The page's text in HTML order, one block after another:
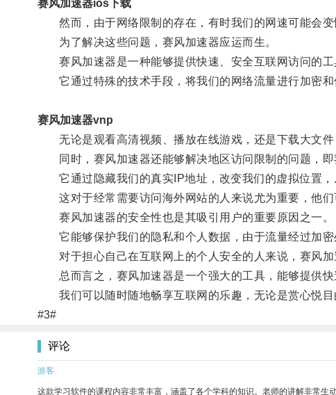
赛风加速器ios下载
然而，由于网络限制的存在，有时我们的网速可能会变
为了解决这些问题，赛风加速器应运而生。
赛风加速器是一种能够提供快速、安全互联网访问的工
它通过特殊的技术手段，将我们的网络流量进行加密和
赛风加速器vnp
无论是观看高清视频、播放在线游戏，还是下载大文件
同时，赛风加速器还能够解决地区访问限制的问题，即
它通过隐藏我们的真实IP地址，改变我们的虚拟位置，
这对于经常需要访问海外网站的人来说尤为重要，他们
赛风加速器的安全性也是其吸引用户的重要原因之一。
它能够保护我们的隐私和个人数据，由于流量经过加密
对于担心自己在互联网上的个人安全的人来说，赛风加
总而言之，赛风加速器是一个强大的工具，能够提供快
我们可以随时随地畅享互联网的乐趣，无论是赏心悦目
#3#
评论
游客
这款学习软件的课程内容非常丰富，涵盖了各个学科的知识。老师的讲解非常生